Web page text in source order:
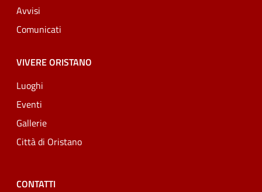
Avvisi
Comunicati
VIVERE ORISTANO
Luoghi
Eventi
Gallerie
Città di Oristano
CONTATTI